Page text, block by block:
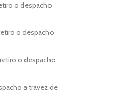
o despacho
o despacho
o despacho
a travez de